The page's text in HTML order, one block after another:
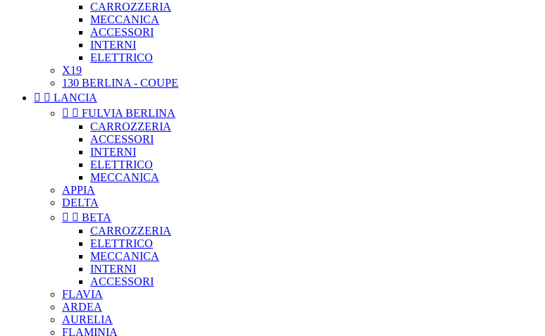
CARROZZERIA
MECCANICA
ACCESSORI
INTERNI
ELETTRICO
X19
130 BERLINA - COUPE
  LANCIA
  FULVIA BERLINA
CARROZZERIA
ACCESSORI
INTERNI
ELETTRICO
MECCANICA
APPIA
DELTA
  BETA
CARROZZERIA
ELETTRICO
MECCANICA
INTERNI
ACCESSORI
FLAVIA
ARDEA
AURELIA
FLAMINIA